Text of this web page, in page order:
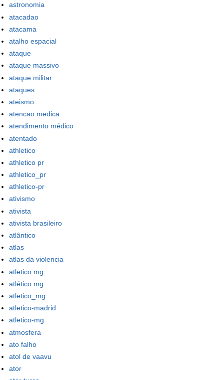
astronomia
atacadao
atacama
atalho espacial
ataque
ataque massivo
ataque militar
ataques
ateismo
atencao medica
atendimento médico
atentado
athletico
athletico pr
athletico_pr
athletico-pr
ativismo
ativista
ativista brasileiro
atlântico
atlas
atlas da violencia
atletico mg
atlético mg
atletico_mg
atletico-madrid
atletico-mg
atmosfera
ato falho
atol de vaavu
ator